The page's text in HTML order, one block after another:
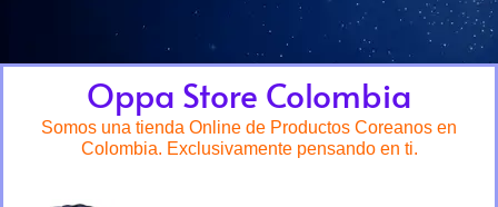
Oppa Store Colombia
Somos una tienda Online de Productos Coreanos en
Colombia. Exclusivamente pensando en ti.